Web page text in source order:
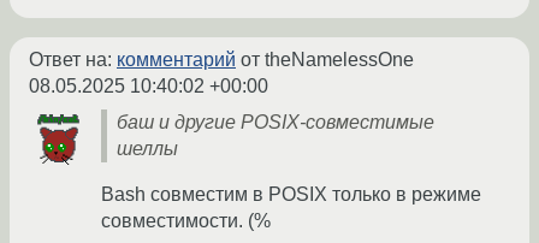
Ответ на: комментарий от theNamelessOne
08.05.2025 10:40:02 +00:00
баш и другие POSIX-совместимые
шеллы
Bash совместим в POSIX только в режиме
совместимости. (%